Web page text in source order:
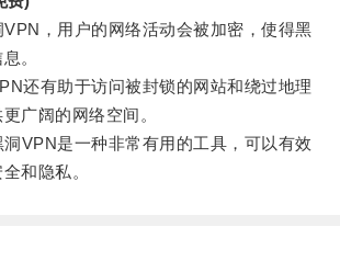
，用户的网络活动会被加密，使得黑
。
有助于访问被封锁的网站和绕过地理
广阔的网络空间。
是一种非常有用的工具，可以有效
和隐私。